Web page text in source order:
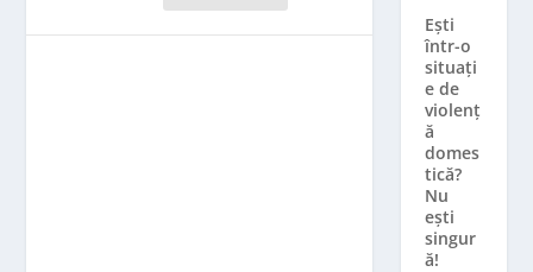
Ești
într-o
situați
e de
violenț
ă
domes
tică?
Nu
ești
singur
ă!